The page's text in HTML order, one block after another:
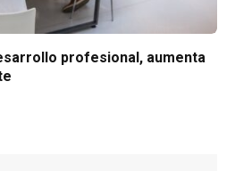
profesional, aumenta